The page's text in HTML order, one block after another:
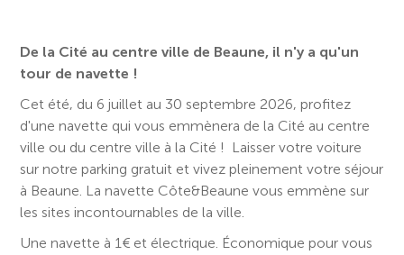
De la Cité au centre ville de Beaune, il n'y a qu'un
tour de navette !
Cet été, du 6 juillet au 30 septembre 2026, profitez
d'une navette qui vous emmènera de la Cité au centre
ville ou du centre ville à la Cité ! Laisser votre voiture
sur notre parking gratuit et vivez pleinement votre séjour
à Beaune. La navette Côte&Beaune vous emmène sur
les sites incontournables de la ville.
Une navette à 1€ et électrique. Économique pour vous